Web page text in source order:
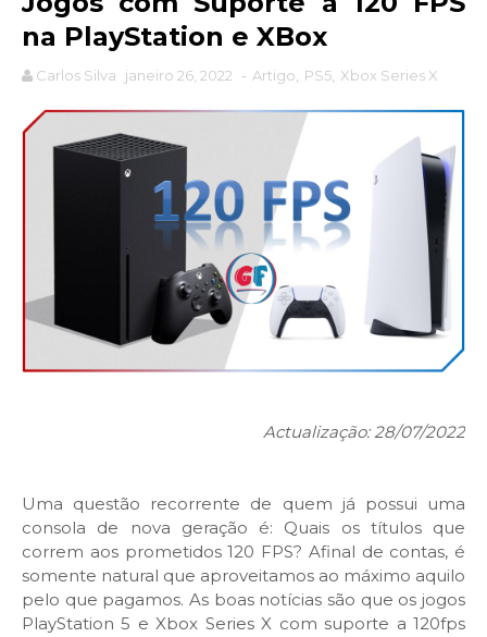
na PlayStation e XBox
Carlos Silva janeiro 26, 2022 - Artigo PS5 Xbox Series X
Actualização: 28/07/2022
Uma questão recorrente de quem já possui uma
consola de nova geração é: Quais os títulos que
correm aos prometidos 120 FPS? Afinal de contas, é
somente natural que aproveitamos ao máximo aquilo
pelo que pagamos. As boas notícias são que os jogos
PlayStation 5 e Xbox Series X com suporte a 120fps